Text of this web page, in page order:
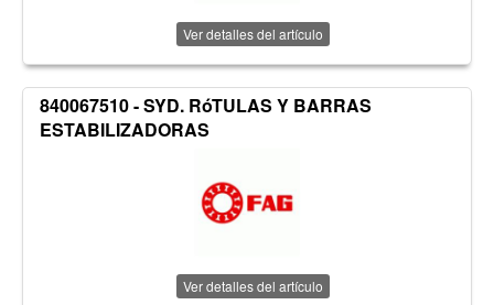
Ver detalles del artículo
840067510 - SYD. RóTULAS Y BARRAS
ESTABILIZADORAS
Ver detalles del artículo